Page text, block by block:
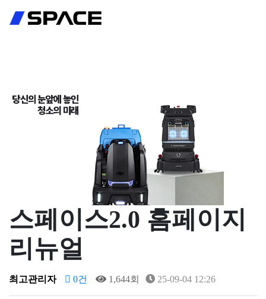
로그인
스페이스2.0 홈페이지
리뉴얼
최고관리자 0건 1,644회 25-09-04 12:26